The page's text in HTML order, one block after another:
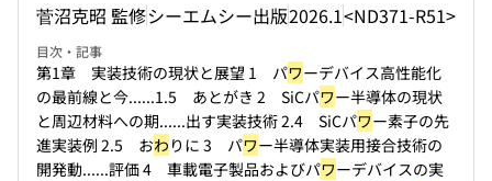
菅沼克昭 監修シーエムシー出版2026.1<ND371-R51>
目次・記事
第1章 実装技術の現状と展望 1 パワーデバイス高性能化
の最前線と今......1.5 あとがき 2 SiCパワー半導体の現状
と周辺材料への期......出す実装技術 2.4 SiCパワー素子の先
進実装例 2.5 おわ りに 3 パワー半導体実装用接合技術の
開発動......評価 4 車載電子製品およびパワーデバイスの実